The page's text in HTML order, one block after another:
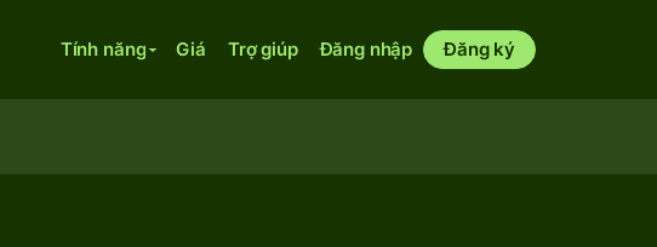
Tính năng Giá Trợ giúp Đăng nhập Đăng ký